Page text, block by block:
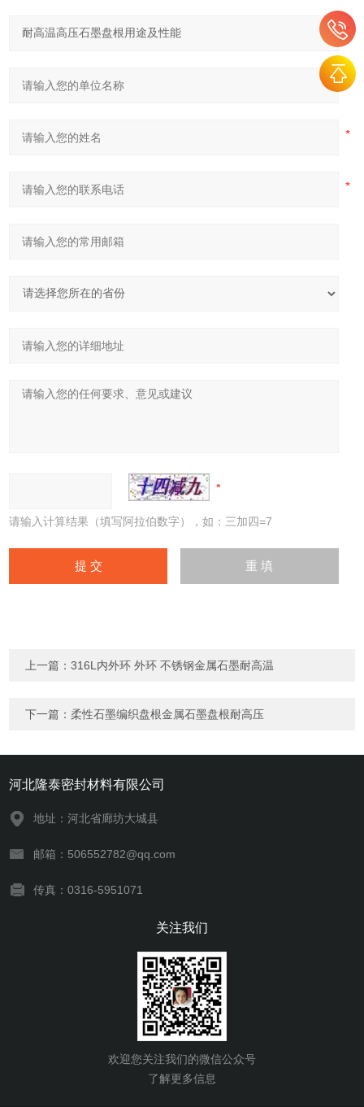
请输入计算结果（填写阿拉伯数字），如：三加四=7
上一篇：316L内外环 外环 不锈钢金属石墨耐高温
下一篇：柔性石墨编织盘根金属石墨盘根耐高压
河北隆泰密封材料有限公司
地址：河北省廊坊大城县
邮箱：506552782@qq.com
传真：0316-5951071
关注我们
欢迎您关注我们的微信公众号
了解更多信息